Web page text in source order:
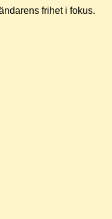
frihet i fokus.